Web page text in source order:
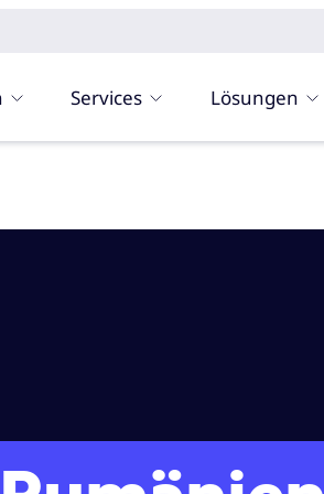
Services Lösungen